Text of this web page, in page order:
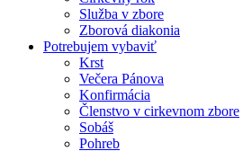
Služba v zbore
Zborová diakonia
Potrebujem vybaviť
Krst
Večera Pánova
Konfirmácia
Členstvo v cirkevnom zbore
Sobáš
Pohreb